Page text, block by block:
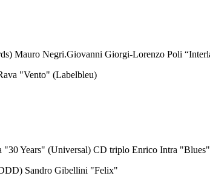
Mauro Negri.Giovanni Giorgi-Lorenzo Poli
"Vento" (Labelbleu)
Years" (Universal) CD triplo Enrico Intra "Blues"
Sandro Gibellini "Felix"